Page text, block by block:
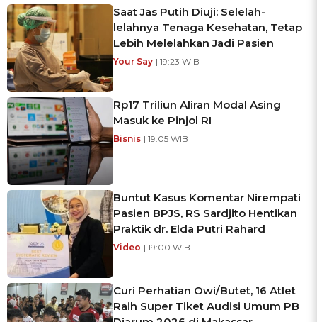
Saat Jas Putih Diuji: Selelah-
lelahnya Tenaga Kesehatan, Tetap
Lebih Melelahkan Jadi Pasien
Your Say | 19:23 WIB
Rp17 Triliun Aliran Modal Asing
Masuk ke Pinjol RI
Bisnis | 19:05 WIB
Buntut Kasus Komentar Nirempati
Pasien BPJS, RS Sardjito Hentikan
Praktik dr. Elda Putri Rahard
Video | 19:00 WIB
Curi Perhatian Owi/Butet, 16 Atlet
Raih Super Tiket Audisi Umum PB